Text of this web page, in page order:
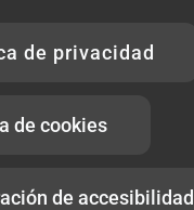
de privacidad
de cookies
de accesibilidad